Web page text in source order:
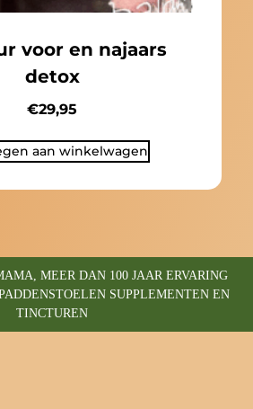
voor en najaars
detox
€29,95
aan winkelwagen
MEER DAN 100 JAAR ERVARING
SUPPLEMENTEN EN
TINCTUREN